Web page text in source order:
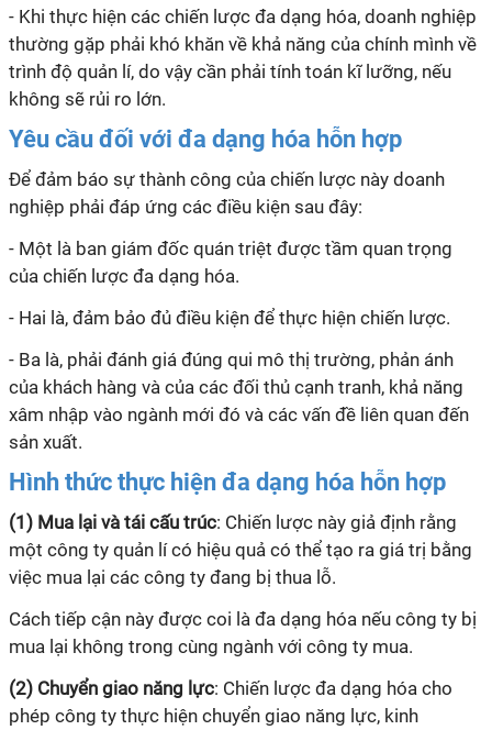
- Khi thực hiện các chiến lược đa dạng hóa, doanh nghiệp
thường gặp phải khó khăn về khả năng của chính mình về
trình độ quản lí, do vậy cần phải tính toán kĩ lưỡng, nếu
không sẽ rủi ro lớn.
Yêu cầu đối với đa dạng hóa hỗn hợp
Để đảm báo sự thành công của chiến lược này doanh
nghiệp phải đáp ứng các điều kiện sau đây:
- Một là ban giám đốc quán triệt được tầm quan trọng
của chiến lược đa dạng hóa.
- Hai là, đảm bảo đủ điều kiện để thực hiện chiến lược.
- Ba là, phải đánh giá đúng qui mô thị trường, phản ánh
của khách hàng và của các đối thủ cạnh tranh, khả năng
xâm nhập vào ngành mới đó và các vấn đề liên quan đến
sản xuất.
Hình thức thực hiện đa dạng hóa hỗn hợp
(1) Mua lại và tái cấu trúc: Chiến lược này giả định rằng
một công ty quản lí có hiệu quả có thể tạo ra giá trị bằng
việc mua lại các công ty đang bị thua lỗ.
Cách tiếp cận này được coi là đa dạng hóa nếu công ty bị
mua lại không trong cùng ngành với công ty mua.
(2) Chuyển giao năng lực: Chiến lược đa dạng hóa cho
phép công ty thực hiện chuyển giao năng lực, kinh